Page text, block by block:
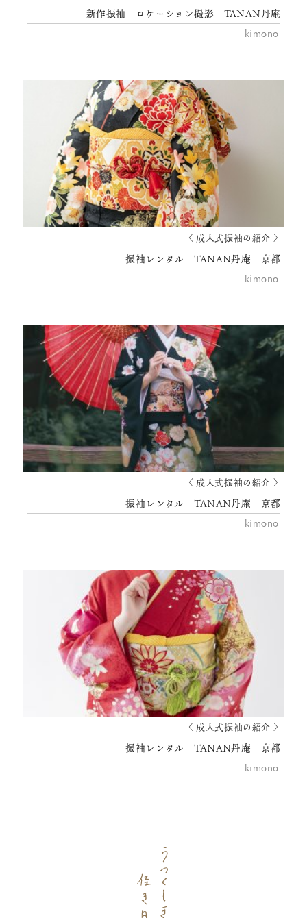
新作振袖 ロケーション撮影 TANAN丹庵
kimono
〈 成人式振袖の紹介 〉
振袖レンタル TANAN丹庵 京都
kimono
〈 成人式振袖の紹介 〉
振袖レンタル TANAN丹庵 京都
kimono
〈 成人式振袖の紹介 〉
振袖レンタル TANAN丹庵 京都
kimono